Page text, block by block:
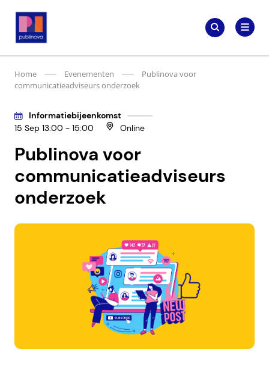
naar
Publinova.nl
Zoeken
naar:
Zoeken
Home Evenementen
Publinova voor
communicatieadviseurs onderzoek
Publinova voor
communicatieadviseurs
onderzoek
Informatiebijeenkomst
15 Sep 13:00 - 15:00
Online